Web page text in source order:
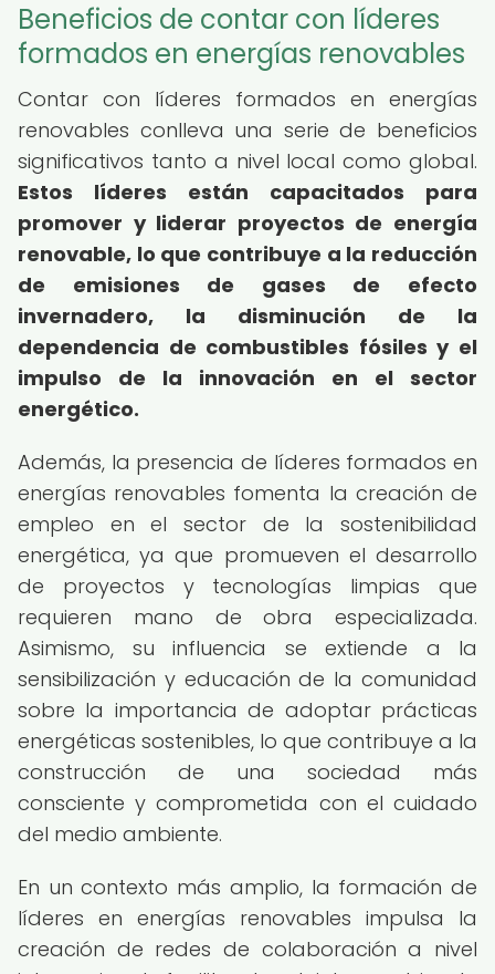
Beneficios de contar con líderes
formados en energías renovables
Contar con líderes formados en energías
renovables conlleva una serie de beneficios
significativos tanto a nivel local como global.
Estos líderes están capacitados para
promover y liderar proyectos de energía
renovable, lo que contribuye a la reducción
de emisiones de gases de efecto
invernadero, la disminución de la
dependencia de combustibles fósiles y el
impulso de la innovación en el sector
energético.
Además, la presencia de líderes formados en
energías renovables fomenta la creación de
empleo en el sector de la sostenibilidad
energética, ya que promueven el desarrollo
de proyectos y tecnologías limpias que
requieren mano de obra especializada.
Asimismo, su influencia se extiende a la
sensibilización y educación de la comunidad
sobre la importancia de adoptar prácticas
energéticas sostenibles, lo que contribuye a la
construcción de una sociedad más
consciente y comprometida con el cuidado
del medio ambiente.
En un contexto más amplio, la formación de
líderes en energías renovables impulsa la
creación de redes de colaboración a nivel